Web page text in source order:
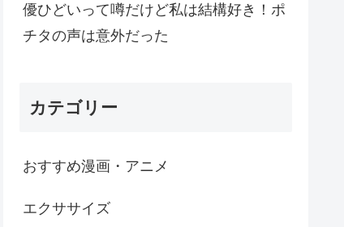
優ひどいって噂だけど私は結構好き！ポ
チタの声は意外だった
カテゴリー
おすすめ漫画・アニメ
エクササイズ